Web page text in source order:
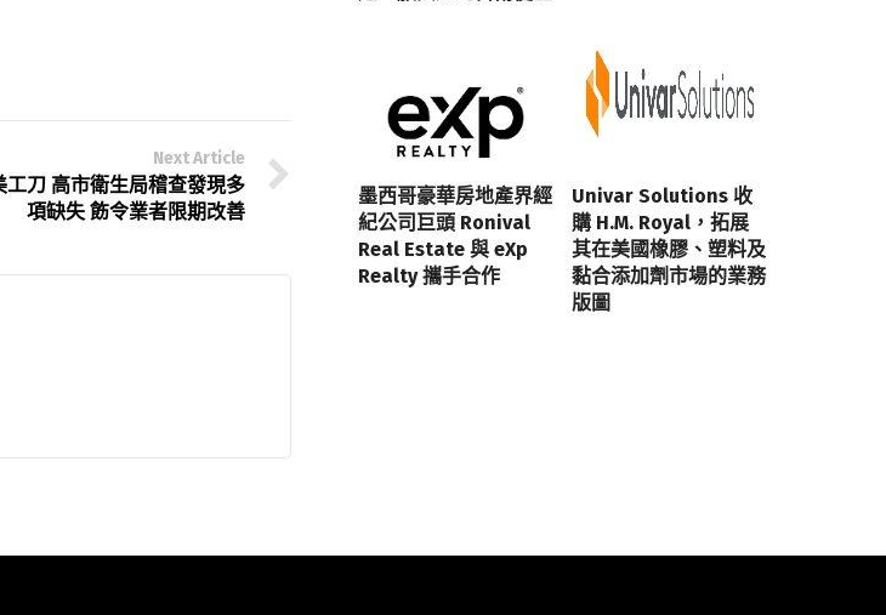
Next Article
刀 高市衛生局稽查發現多
項缺失 飭令業者限期改善
墨西哥豪華房地產界經
紀公司巨頭 Ronival
Real Estate 與 eXp
Realty 攜手合作
Univar Solutions 收
購 H.M. Royal，拓展
其在美國橡膠、塑料及
黏合添加劑市場的業務
版圖